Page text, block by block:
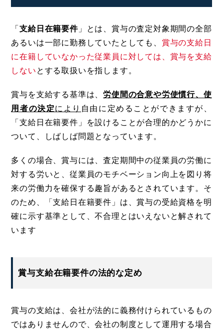
「支給日在籍要件」とは、賞与の査定対象期間の全部
あるいは一部に勤務していたとしても、 賞与の支給日
に在籍していなかった従業員に対しては、賞与を支給
しない とする取扱いを指します。
賞与を支給する基準は、労使間の合意や労使慣行、使
用者の決定により 自由に定めることができますが、
「支給日在籍要件」を設けることが合理的かどうかに
ついて、しばしば問題となっています。
多くの場合、賞与には、査定期間中の従業員の労働に
対する労いと、従業員のモチベーション向上を図り将
来の労働力を確保する趣旨があるとされています。そ
のため、「支給日在籍要件」は、賞与の受給資格を明
確に示す基準として、不合理とはいえないと解されて
います
賞与支給在籍要件の法的な定め
賞与の支給は、会社が法的に義務付けられているもの
ではありませんので、会社の制度として運用する場合